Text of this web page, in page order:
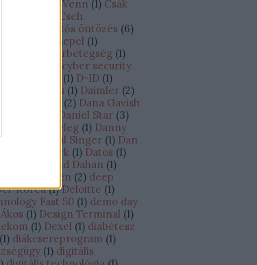
CRO of Venn (1) Csák
Cseh
csepegtetős öntözés (6)
Csepel (1)
cukorbetegség (1)
cyber security
(1) D-ID (1)
(1) Daimler (2)
(2) Dana Gavish
Daniel Star (3)
Danit Peleg (1) Danny
Senor – Saul Singer (1) Dan
Darts Matek (1) Datos (1)
David Dahan (1)
Debrecen (2) deep
Korea (1) Deloitte (1)
Fast 50 (1) demo day
(1) Design Terminal (1)
(1) Dexel (1) diabétesz
(1) diákcsereprogram (1)
(1) digitális